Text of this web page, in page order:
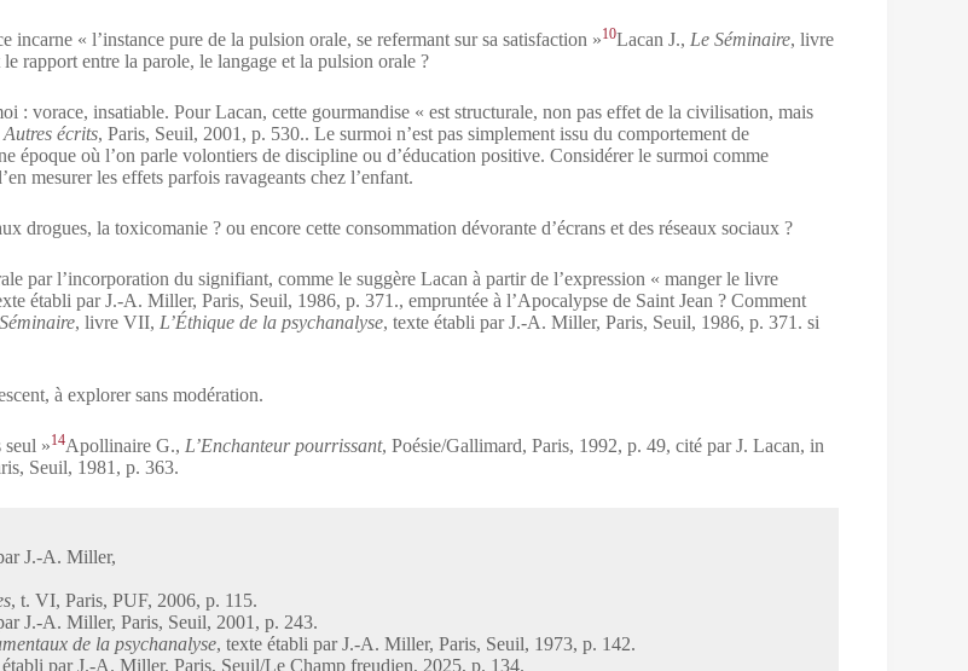
« l’instance pure de la pulsion orale, se refermant sur sa satisfaction »10Lacan J., Le Séminaire, livre
le rapport entre la parole, le langage et la pulsion orale ?
: vorace, insatiable. Pour Lacan, cette gourmandise « est structurale, non pas effet de la civilisation, mais
Autres écrits, Paris, Seuil, 2001, p. 530.. Le surmoi n’est pas simplement issu du comportement de
époque où l’on parle volontiers de discipline ou d’éducation positive. Considérer le surmoi comme
mesurer les effets parfois ravageants chez l’enfant.
drogues, la toxicomanie ? ou encore cette consommation dévorante d’écrans et des réseaux sociaux ?
par l’incorporation du signifiant, comme le suggère Lacan à partir de l’expression « manger le livre
établi par J.-A. Miller, Paris, Seuil, 1986, p. 371., empruntée à l’Apocalypse de Saint Jean ? Comment
, livre VII, L’Éthique de la psychanalyse, texte établi par J.-A. Miller, Paris, Seuil, 1986, p. 371. si
à explorer sans modération.
seul »14Apollinaire G., L’Enchanteur pourrissant, Poésie/Gallimard, Paris, 1992, p. 49, cité par J. Lacan, in
Seuil, 1981, p. 363.
J.-A. Miller,
, t. VI, Paris, PUF, 2006, p. 115.
J.-A. Miller, Paris, Seuil, 2001, p. 243.
de la psychanalyse, texte établi par J.‑A. Miller, Paris, Seuil, 1973, p. 142.
établi par J.-A. Miller, Paris, Seuil/Le Champ freudien, 2025, p. 134.